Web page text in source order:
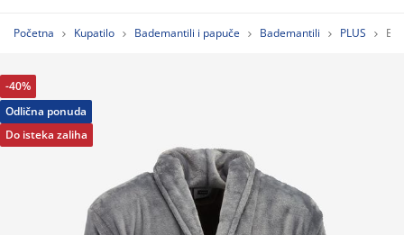
Početna Kupatilo Bademantili i papuče Bademantili PLUS
-40%
Odlična ponuda
Do isteka zaliha